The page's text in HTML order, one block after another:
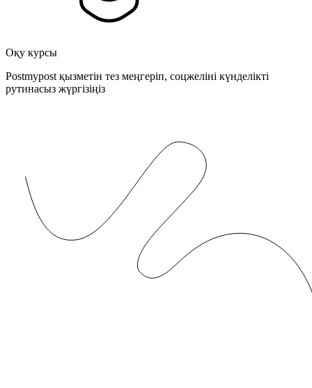
Оқу курсы
Postmypost қызметін тез меңгеріп, соцжеліні күнделікті
рутинасыз жүргізіңіз